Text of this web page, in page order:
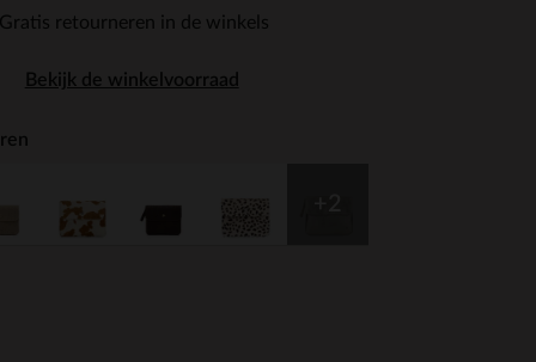
retourneren in de winkels
Bekijk de winkelvoorraad